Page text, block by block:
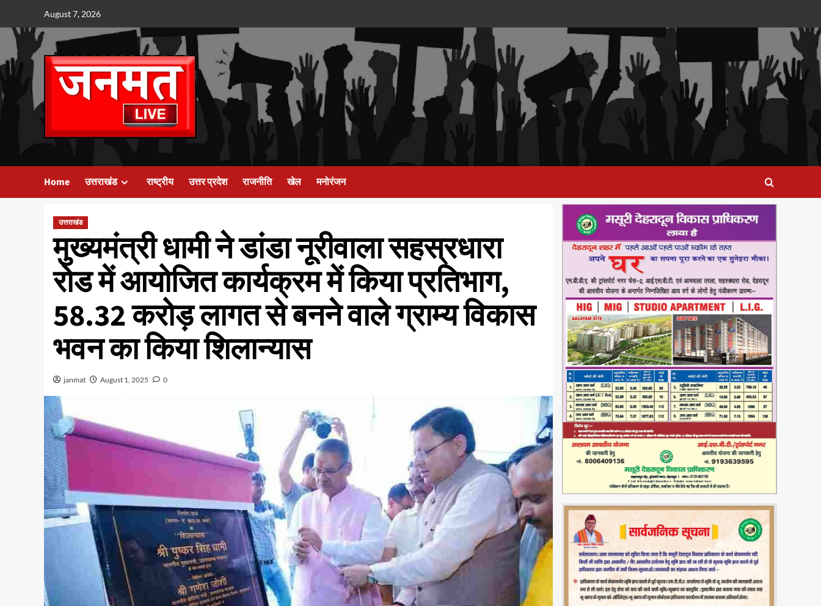
content
August 7, 2026
Home उत्तराखंड राष्ट्रीय उत्तर प्रदेश राजनीति खेल मनोरंजन
उत्तराखंड
मुख्यमंत्री धामी ने डांडा नूरीवाला सहस्रधारा
रोड में आयोजित कार्यक्रम में किया प्रतिभाग,
58.32 करोड़ लागत से बनने वाले ग्राम्य विकास
भवन का किया शिलान्यास
janmat August 1, 2025 0